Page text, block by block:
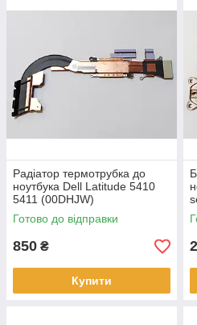
Радіатор термотрубка до
ноутбука Dell Latitude 5410
5411 (00DHJW)
Готово до відправки
850 ₴
Купити